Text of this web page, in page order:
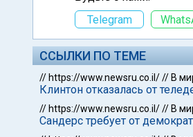
Telegram
ССЫЛКИ ПО ТЕМЕ
// https://www.newsru.co.il/// В
Клинтон отказалась от
// https://www.newsru.co.il/// В
Сандерс требует от